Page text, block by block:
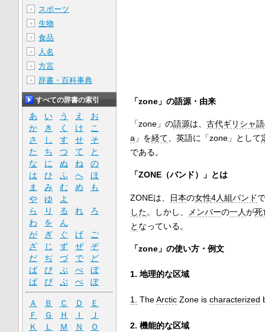
「zone」の語源・由来
「zone」の語源は、 古代ギリシャ語
a 」を経て 、英語に「zone」として
である。
「ZONE（バンド）」とは
ZONEは、 日本の女性4人組バンド
した。しかし、 メンバーの一人が死
と なっている。
「zone」の使い方・例文
1. 地理的な区域
1. TheArcticZone is characterized
2. 機能的な区域
＋ スポーツ
＋ 生物
＋ 食品
＋ 人名
＋ 方言
＋ 辞書・百科事典
すべての辞書の索引
あ い う え
お
か
き く け
こ
さ
し す せ
そ
た
ち つ て
と
な
に ぬ ね
の
は
ひ ふ へ
ほ
ま
み む め
も
や
ゆ
よ
ら
り る れ
ろ
わ
を
ん
が
ぎ ぐ げ
ご
ざ
じ ず ぜ
ぞ
だ
ぢ づ で
ど
ば
び ぶ べ
ぼ
ぱ
ぴ ぷ ぺ ぽ
Ａ Ｂ Ｃ Ｄ
Ｅ
Ｆ
Ｇ Ｈ Ｉ
Ｊ
Ｋ
Ｌ Ｍ Ｎ
Ｏ